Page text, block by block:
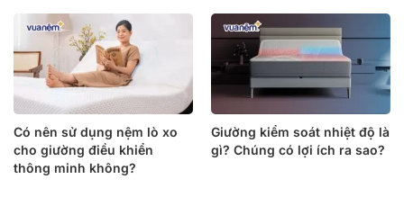
Có nên sử dụng nệm lò xo
cho giường điều khiển
thông minh không?
Giường kiểm soát nhiệt độ là
gì? Chúng có lợi ích ra sao?